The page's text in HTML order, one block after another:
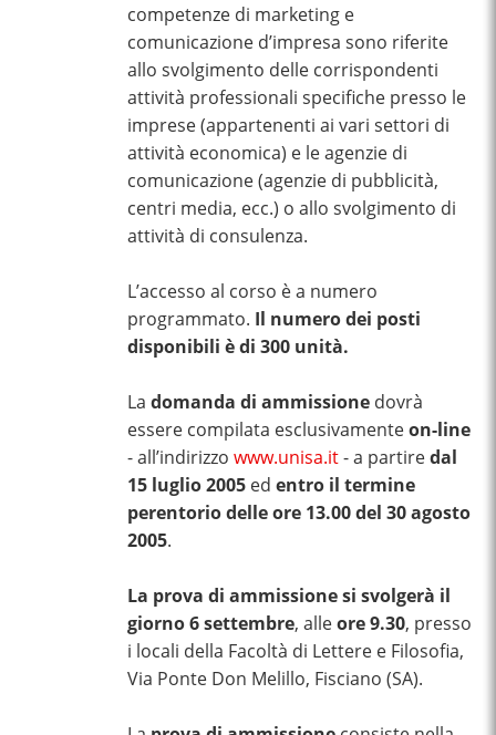
competenze di marketing e
comunicazione d’impresa sono riferite
allo svolgimento delle corrispondenti
attività professionali specifiche presso le
imprese (appartenenti ai vari settori di
attività economica) e le agenzie di
comunicazione (agenzie di pubblicità,
centri media, ecc.) o allo svolgimento di
attività di consulenza.
L’accesso al corso è a numero
programmato. Il numero dei posti
disponibili è di 300 unità.
La domanda di ammissione dovrà
essere compilata esclusivamenteon-line
- all’indirizzo www.unisa.it- a partiredal
15 luglio 2005 ed entro il termine
perentorio delle ore 13.00 del 30 agosto
2005.
La prova di ammissione si svolgerà il
giorno 6 settembre, alleore 9.30, presso
i locali della Facoltà di Lettere e Filosofia,
Via Ponte Don Melillo, Fisciano (SA).